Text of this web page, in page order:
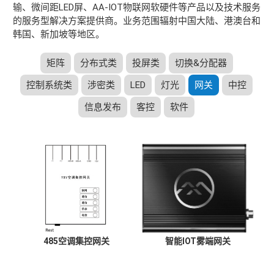
输、微间距LED屏、AA-IOT物联网软硬件等产品以及技术服务
的服务型解决方案提供商。业务范围辐射中国大陆、港澳台和
韩国、新加坡等地区。
矩阵 分布式类 投屏类
切换&分配器
控制系统类
涉密类 LED 灯光 网关
中控
信息发布
客控 软件
485空调集控网关 智能IOT雾端网关